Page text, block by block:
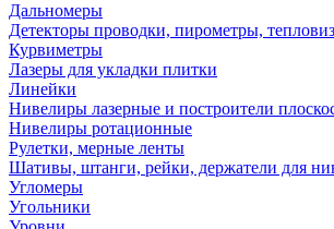
Дальномеры
Детекторы проводки, пирометры,
Курвиметры
Лазеры для укладки плитки
Линейки
Нивелиры лазерные и построители
Нивелиры ротационные
Рулетки, мерные ленты
Шативы, штанги, рейки, держатели для
Угломеры
Угольники